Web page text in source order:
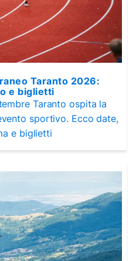
Taranto 2026:
e biglietti
Taranto ospita la
sportivo. Ecco date,
e biglietti